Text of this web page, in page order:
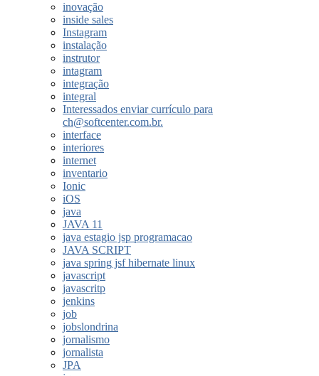
inovação
inside sales
Instagram
instalação
instrutor
intagram
integração
integral
Interessados enviar currículo para
ch@softcenter.com.br.
interface
interiores
internet
inventario
Ionic
iOS
java
JAVA 11
java estagio jsp programacao
JAVA SCRIPT
java spring jsf hibernate linux
javascript
javascritp
jenkins
job
jobslondrina
jornalismo
jornalista
JPA